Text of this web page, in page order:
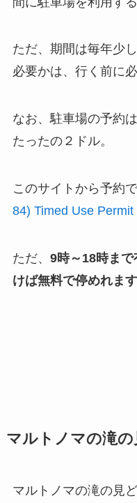
ただ、期間は毎年少
必要かは、行く前に
なお、駐車場の予約
たったの２ドル。
このサイトから予約
84) Timed Use Permit
ただ、 9時～18時ま
けば無料で停めれま
マルトノマの滝の
マルトノマの滝の見